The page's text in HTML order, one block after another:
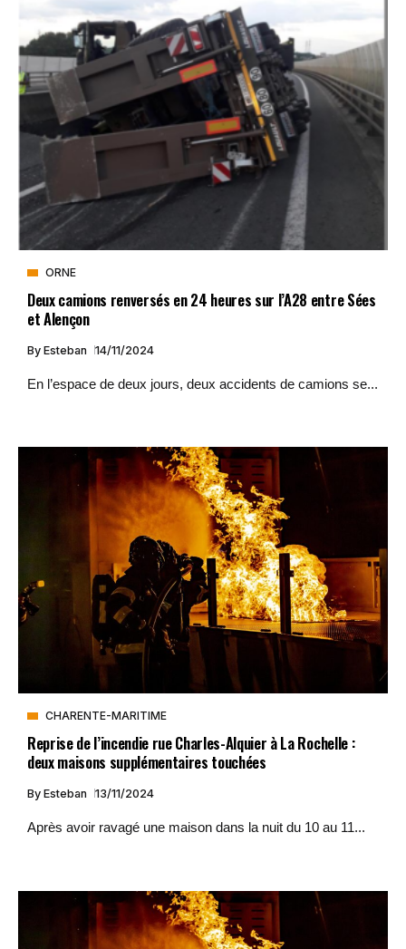
ORNE
Deux camions renversés en 24 heures sur l’A28 entre Sées
et Alençon
By Esteban 14/11/2024
En l’espace de deux jours, deux accidents de camions se...
CHARENTE-MARITIME
Reprise de l’incendie rue Charles-Alquier à La Rochelle :
deux maisons supplémentaires touchées
By Esteban 13/11/2024
Après avoir ravagé une maison dans la nuit du 10 au 11...